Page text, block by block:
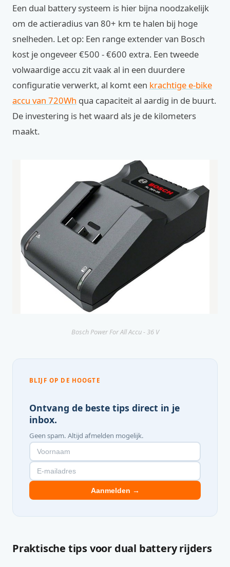
Een dual battery systeem is hier bijna noodzakelijk
om de actieradius van 80+ km te halen bij hoge
snelheden. Let op: Een range extender van Bosch
kost je ongeveer €500 - €600 extra. Een tweede
volwaardige accu zit vaak al in een duurdere
configuratie verwerkt, al komt een krachtige e-bike
accu van 720Wh qua capaciteit al aardig in de buurt.
De investering is het waard als je de kilometers
maakt.
Bosch Power For All Accu - 36 V
BLIJF OP DE HOOGTE
Ontvang de beste tips direct in je
inbox.
Geen spam. Altijd afmelden mogelijk.
Aanmelden →
Praktische tips voor dual battery rijders